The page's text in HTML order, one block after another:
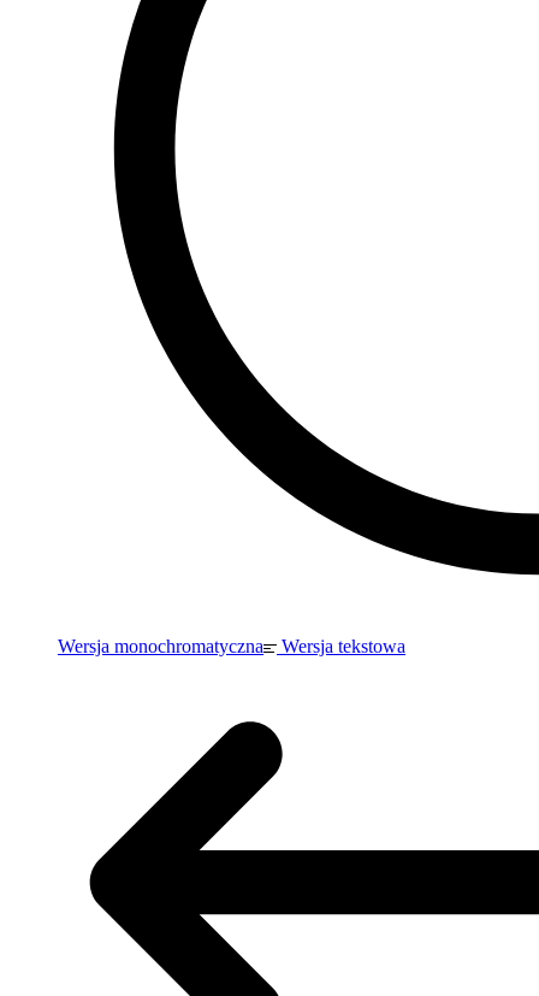
Wersja monochromatyczna Wersja tekstowa